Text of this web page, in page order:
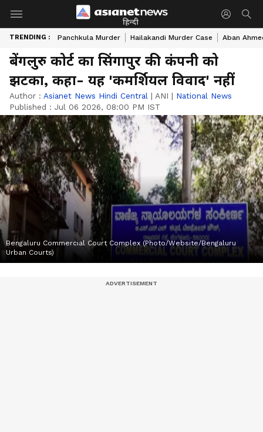
हिन्दी
TRENDING : Panchkula Murder Hailakandi Murder Case Aban
बेंगलुरु कोर्ट का सिंगापुर की कंपनी को
झटका, कहा- यह 'कमर्शियल विवाद' नहीं
Author : Asianet News Hindi Central | ANI | National News
Published : Jul 06 2026, 08:00 PM IST
Bengaluru Commercial Court Complex (Photo/Website/Bengaluru
Urban Courts)